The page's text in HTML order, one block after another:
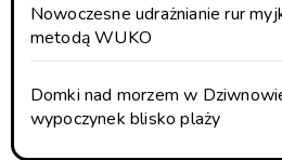
Nowoczesne udrażnianie rur
metodą WUKO
Domki nad morzem w
wypoczynek blisko plaży